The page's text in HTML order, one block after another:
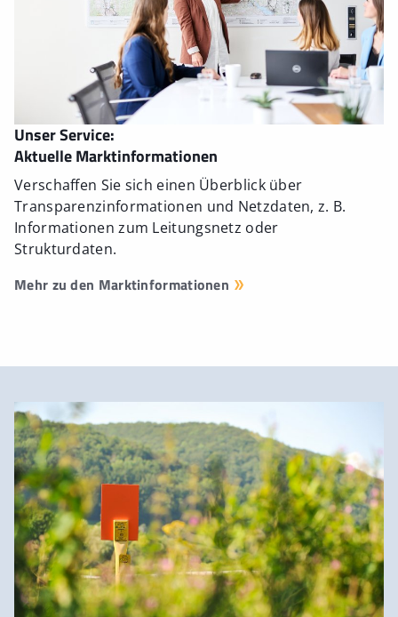
Unser Service:
Aktuelle Marktinformationen
Verschaffen Sie sich einen Überblick über
Transparenzinformationen und Netzdaten, z. B.
Informationen zum Leitungsnetz oder
Strukturdaten.
Mehr zu den Marktinformationen